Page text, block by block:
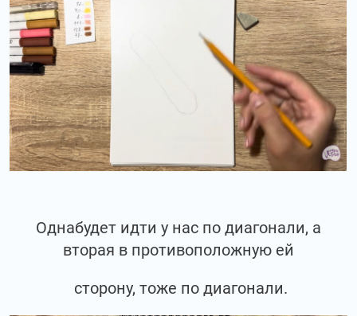
Однабудет идти у нас по диагонали, а
вторая в противоположную ей
сторону, тоже по диагонали.